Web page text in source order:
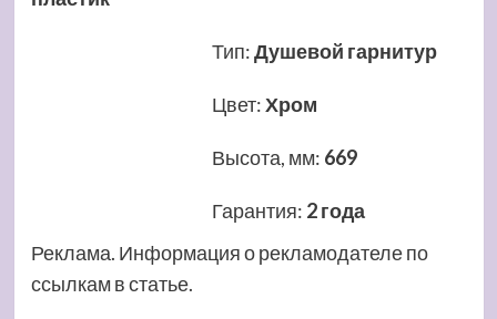
Тип:Душевой гарнитур
Цвет:Хром
Высота, мм: 669
Гарантия: 2 года
Реклама. Информация о рекламодателе по
ссылкам в статье.